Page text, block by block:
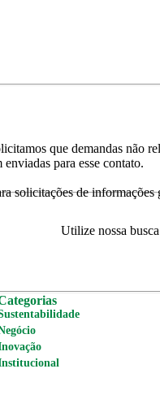
que demandas
para esse contato.
solicitações de informações
Utilize nossa